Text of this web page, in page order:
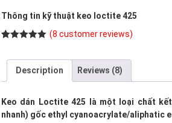
Thông tin kỹ thuật keo loctite 425
customer
ratings
(8 customer reviews)
Description Reviews (8)
Keo dán Loctite 425 là một loại chất
nhanh) gốc ethyl cyanoacrylate/aliphatic